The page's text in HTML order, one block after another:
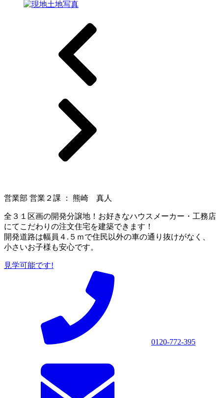
営業部 営業２課 ： 熊崎 真人
全３１区画の開発分譲地！お好きなハウスメーカー・工務店
にてこだわりの注文住宅を建築できます！
開発道路は幅員４.５ｍで住民以外の車の通り抜けがなく、
小さいお子様も安心です。
見学可能です!
0120-772-395